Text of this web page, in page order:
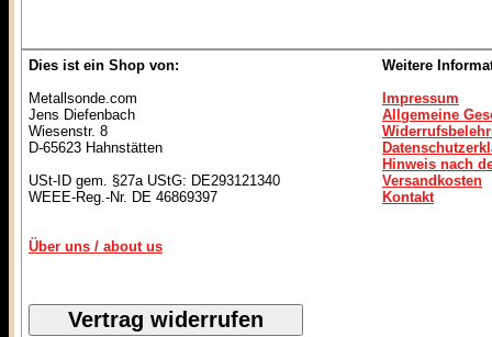
Dies ist ein Shop von:
Metallsonde.com
Jens Diefenbach
Wiesenstr. 8
D-65623 Hahnstätten
USt-ID gem. §27a UStG: DE293121340
WEEE-Reg.-Nr. DE 46869397
Über uns / about us
Weitere
Impressum
Allgemeine
Hinweis nach
Versandkosten
Kontakt